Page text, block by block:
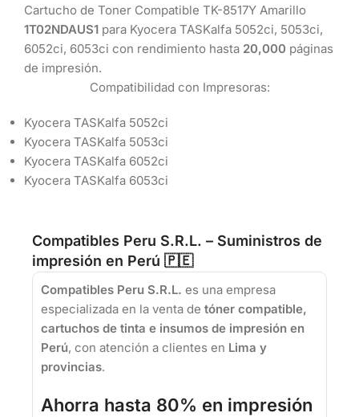
Cartucho de Toner Compatible TK-8517Y Amarillo
1T02NDAUS1 para Kyocera TASKalfa 5052ci, 5053ci,
6052ci, 6053ci con rendimiento hasta 20,000 páginas
de impresión.
Compatibilidad con Impresoras:
Kyocera TASKalfa 5052ci
Kyocera TASKalfa 5053ci
Kyocera TASKalfa 6052ci
Kyocera TASKalfa 6053ci
Compatibles Peru S.R.L. – Suministros de
impresión en Perú 🇵🇪
Compatibles Peru S.R.L. es una empresa
especializada en la venta de tóner compatible,
cartuchos de tinta e insumos de impresión en
Perú, con atención a clientes en Lima y
provincias.
Ahorra hasta 80% en impresión